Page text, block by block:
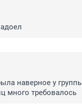
наверное у
много требовалось